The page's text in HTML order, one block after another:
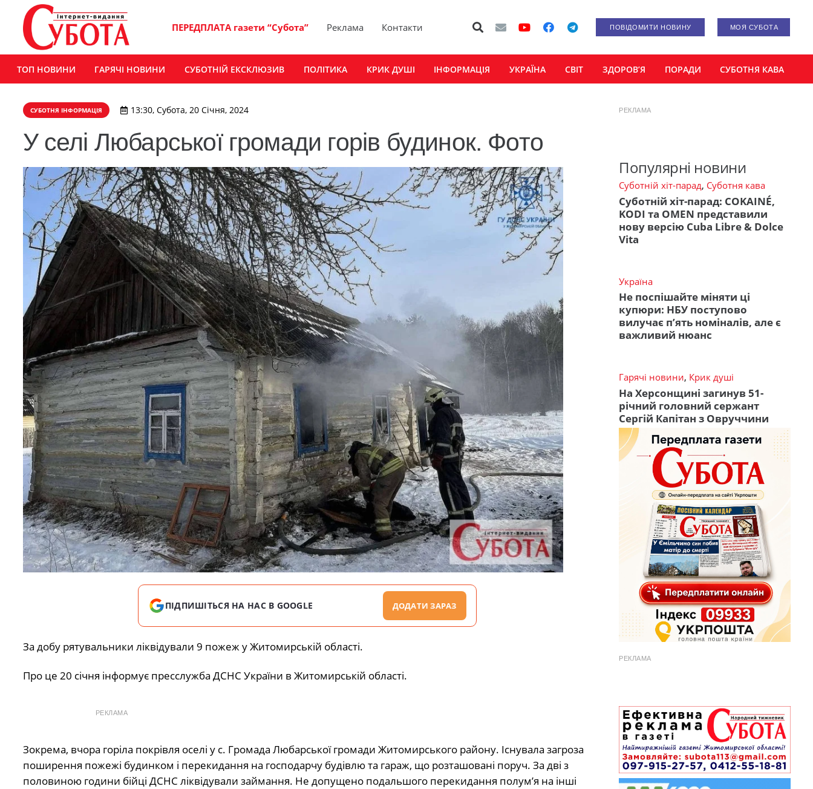
ПЕРЕДПЛАТА газети “Субота” Реклама Контакти ПОВІДОМИТИ НОВИНУ МОЯ СУБОТА
ТОП НОВИНИ ГАРЯЧІ НОВИНИ СУБОТНІЙ ЕКСКЛЮЗИВ ПОЛІТИКА КРИК ДУШІ ІНФОРМАЦІЯ УКРАЇНА СВІТ ЗДОРОВ’Я ПОРАДИ СУБОТНЯ КАВА
СУБОТНЯ ІНФОРМАЦІЯ 13:30, Субота, 20 Січня, 2024
У селі Любарської громади горів будинок. Фото
ПІДПИШІТЬСЯ НА НАС В GOOGLE ДОДАТИ ЗАРАЗ
За добу рятувальники ліквідували 9 пожеж у Житомирській області.
Про це 20 січня інформує пресслужба ДСНС України в Житомирській області.
РЕКЛАМА
Зокрема, вчора горіла покрівля оселі у с. Громада Любарської громади Житомирського району. Існувала загроза
поширення пожежі будинком і перекидання на господарчу будівлю та гараж, що розташовані поруч. За дві з
половиною години бійці ДСНС ліквідували займання. Не допущено подальшого перекидання полум’я на інші
РЕКЛАМА
Популярні новини
Суботній хіт-парад, Суботня кава
Суботній хіт-парад: COKAINÉ,
KODI та OMEN представили
нову версію Cuba Libre & Dolce
Vita
Україна
Не поспішайте міняти ці
купюри: НБУ поступово
вилучає п’ять номіналів, але є
важливий нюанс
Гарячі новини, Крик душі
На Херсонщині загинув 51-
річний головний сержант
Сергій Капітан з Овруччини
РЕКЛАМА